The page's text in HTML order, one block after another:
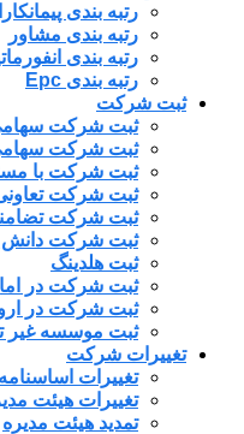
رتبه بندی
رتبه بندی مشاور
رتبه بندی
رتبه بندی Epc
ثبت شرکت
ثبت شرکت
ثبت شرکت
ثبت شرکت با
ثبت شرکت
ثبت شرکت
ثبت شرکت دانش
ثبت هلدینگ
ثبت شرکت در
ثبت شرکت در
ثبت موسسه غیر
تغییرات شرکت
تغییرات اساسنامه
تغییرات هیئت
تمدید هیئت مدیره